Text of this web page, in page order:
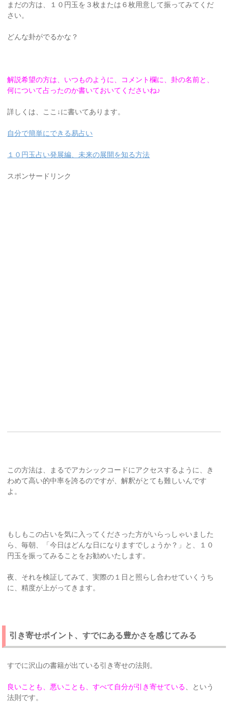
まだの方は、１０円玉を３枚または６枚用意して振ってみてくだ
さい。
どんな卦がでるかな？
解説希望の方は、いつものように、コメント欄に、卦の名前と、
何について占ったのか書いておいてくださいね♪
詳しくは、ここ↓に書いてあります。
自分で簡単にできる易占い
１０円玉占い発展編、未来の展開を知る方法
スポンサードリンク
この方法は、まるでアカシックコードにアクセスするように、き
わめて高い的中率を誇るのですが、解釈がとても難しいんです
よ。
もしもこの占いを気に入ってくださった方がいらっしゃいました
ら、毎朝、「今日はどんな日になりますでしょうか？」と、１０
円玉を振ってみることをお勧めいたします。
夜、それを検証してみて、実際の１日と照らし合わせていくうち
に、精度が上がってきます。
引き寄せポイント、すでにある豊かさを感じてみる
すでに沢山の書籍が出ている引き寄せの法則。
良いことも、悪いことも、すべて自分が引き寄せている、という
法則です。